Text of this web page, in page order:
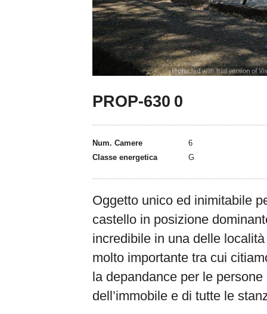
PROP-630 0
Num. Camere
6
Classe energetica
G
Oggetto unico ed inimitabile
castello in posizione
incredibile in una delle
molto importante tra cui
la depandance per le persone
dell’immobile e di tutte le